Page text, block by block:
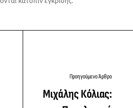
Προηγούμενο Άρθρο
Mιχάλης Κόλιας: